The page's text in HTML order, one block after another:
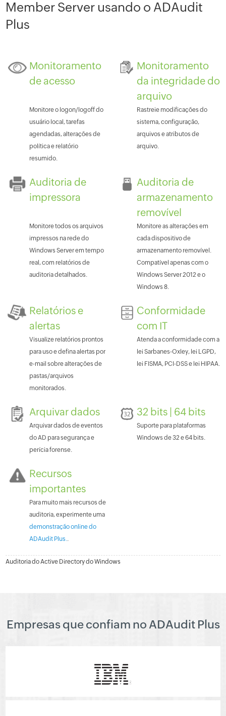
Member Server usando o ADAudit
Plus
Monitoramento
de acesso
Monitoramento
da integridade do
arquivo
Monitore o logon/logoff do
usuário local, tarefas
agendadas, alterações de
política e relatório
resumido.
Rastreie modificações do
sistema, configuração,
arquivos e atributos de
arquivo.
Auditoria de
impressora
Auditoria de
armazenamento
removível
Monitore todos os arquivos
impressos na rede do
Windows Server em tempo
real, com relatórios de
auditoria detalhados.
Monitore as alterações em
cada dispositivo de
armazenamento removível.
Compatível apenas com o
Windows Server 2012 e o
Windows 8.
Relatórios e
alertas
Conformidade
com IT
Visualize relatórios prontos
para uso e defina alertas por
e-mail sobre alterações de
pastas/arquivos
monitorados.
Atenda a conformidade com a
lei Sarbanes-Oxley, lei LGPD,
lei FISMA, PCI-DSS e lei HIPAA.
Arquivar dados 32 bits | 64 bits
Arquivar dados de eventos
do AD para segurança e
perícia forense.
Suporte para plataformas
Windows de 32 e 64 bits.
Recursos
importantes
Para muito mais recursos de
auditoria, experimente uma
demonstração online do
ADAudit Plus..
Auditoria do Active Directory do Windows
Empresas que confiam no ADAudit Plus